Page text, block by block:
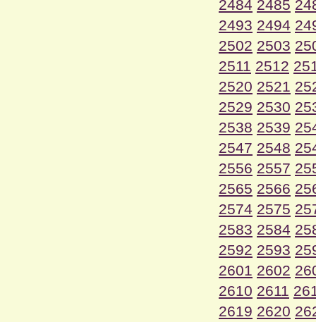
2484 2485
2493 2494
2502 2503
2511 2512
2520 2521
2529 2530
2538 2539
2547 2548
2556 2557
2565 2566
2574 2575
2583 2584
2592 2593
2601 2602
2610 2611
2619 2620